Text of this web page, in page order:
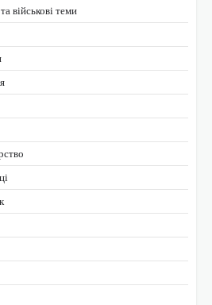
військові теми